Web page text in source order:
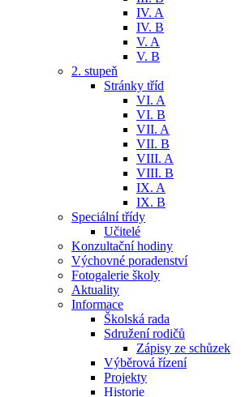
IV. A
IV. B
V. A
V. B
2. stupeň
Stránky tříd
VI. A
VI. B
VII. A
VII. B
VIII. A
VIII. B
IX. A
IX. B
Speciální třídy
Učitelé
Konzultační hodiny
Výchovné poradenství
Fotogalerie školy
Aktuality
Informace
Školská rada
Sdružení rodičů
Zápisy ze schůzek
Výběrová řízení
Projekty
Historie